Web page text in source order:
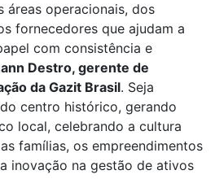
áreas operacionais, dos
fornecedores que ajudam a
com consistência e
Destro, gerente de
da Gazit Brasil. Seja
centro histórico, gerando
local, celebrando a cultura
famílias, os empreendimentos
inovação na gestão de ativos